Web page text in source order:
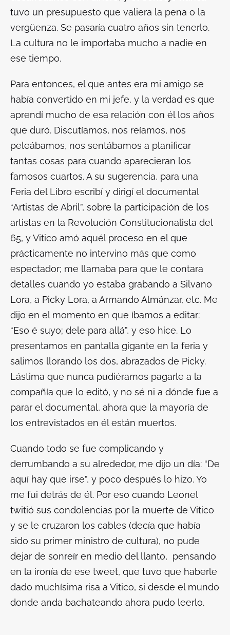
tuvo un presupuesto que valiera la pena o la
vergüenza. Se pasaría cuatro años sin tenerlo.
La cultura no le importaba mucho a nadie en
ese tiempo.
Para entonces, el que antes era mi amigo se
había convertido en mi jefe, y la verdad es que
aprendí mucho de esa relación con él los años
que duró. Discutíamos, nos reíamos, nos
peleábamos, nos sentábamos a planificar
tantas cosas para cuando aparecieran los
famosos cuartos. A su sugerencia, para una
Feria del Libro escribí y dirigí el documental
“Artistas de Abril”, sobre la participación de los
artistas en la Revolución Constitucionalista del
65, y Vitico amó aquél proceso en el que
prácticamente no intervino más que como
espectador; me llamaba para que le contara
detalles cuando yo estaba grabando a Silvano
Lora, a Picky Lora, a Armando Almánzar, etc. Me
dijo en el momento en que íbamos a editar:
“Eso é suyo; dele para allá”, y eso hice. Lo
presentamos en pantalla gigante en la feria y
salimos llorando los dos, abrazados de Picky.
Lástima que nunca pudiéramos pagarle a la
compañía que lo editó, y no sé ni a dónde fue a
parar el documental, ahora que la mayoría de
los entrevistados en él están muertos.
Cuando todo se fue complicando y
derrumbando a su alrededor, me dijo un día: “De
aquí hay que irse”, y poco después lo hizo. Yo
me fui detrás de él. Por eso cuando Leonel
twitió sus condolencias por la muerte de Vitico
y se le cruzaron los cables (decía que había
sido su primer ministro de cultura), no pude
dejar de sonreír en medio del llanto, pensando
en la ironía de ese tweet, que tuvo que haberle
dado muchísima risa a Vitico, si desde el mundo
donde anda bachateando ahora pudo leerlo.